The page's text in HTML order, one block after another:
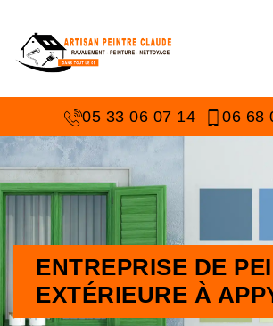
05 33 06 07 14 06 68
ENTREPRISE DE
EXTÉRIEURE À